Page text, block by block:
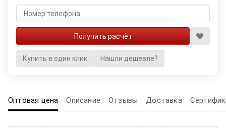
Купить в один клик Нашли дешевле?
Оптовая цена Описание Отзывы Доставка